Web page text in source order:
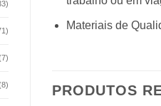
Materiais de
PRODUTOS